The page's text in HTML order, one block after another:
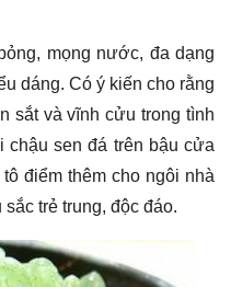
mọng nước, đa dạng
dáng. Có ý kiến cho rằng
sắt và vĩnh cửu trong tình
chậu sen đá trên bậu cửa
điểm thêm cho ngôi nhà
trẻ trung, độc đáo.